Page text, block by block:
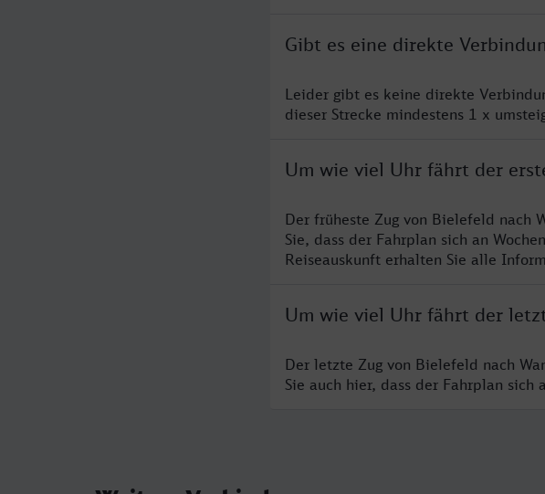
Gibt es eine direkte
Leider gibt es keine direkte
dieser Strecke mindestens 1 x
Um wie viel Uhr fährt der
Der früheste Zug von Bielefeld nach
Sie, dass der Fahrplan sich an
Reiseauskunft erhalten Sie alle
Um wie viel Uhr fährt der
Der letzte Zug von Bielefeld nach
Sie auch hier, dass der Fahrplan sich